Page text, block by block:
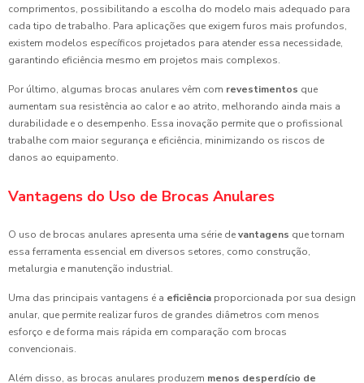
comprimentos, possibilitando a escolha do modelo mais adequado para
cada tipo de trabalho. Para aplicações que exigem furos mais profundos,
existem modelos específicos projetados para atender essa necessidade,
garantindo eficiência mesmo em projetos mais complexos.
Por último, algumas brocas anulares vêm com revestimentos que
aumentam sua resistência ao calor e ao atrito, melhorando ainda mais a
durabilidade e o desempenho. Essa inovação permite que o profissional
trabalhe com maior segurança e eficiência, minimizando os riscos de
danos ao equipamento.
Vantagens do Uso de Brocas Anulares
O uso de brocas anulares apresenta uma série devantagens que tornam
essa ferramenta essencial em diversos setores, como construção,
metalurgia e manutenção industrial.
Uma das principais vantagens é a eficiência proporcionada por sua design
anular, que permite realizar furos de grandes diâmetros com menos
esforço e de forma mais rápida em comparação com brocas
convencionais.
Além disso, as brocas anulares produzem menos desperdício de